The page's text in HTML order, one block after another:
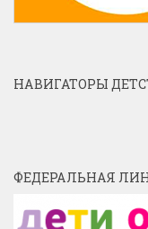
НАВИГАТОРЫ
ФЕДЕРАЛЬНАЯ